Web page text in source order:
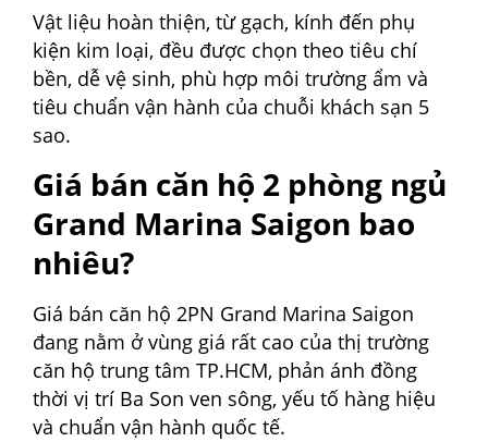
Vật liệu hoàn thiện, từ gạch, kính đến phụ
kiện kim loại, đều được chọn theo tiêu chí
bền, dễ vệ sinh, phù hợp môi trường ẩm và
tiêu chuẩn vận hành của chuỗi khách sạn 5
sao.
Giá bán căn hộ 2 phòng ngủ
Grand Marina Saigon bao
nhiêu?
Giá bán căn hộ 2PN Grand Marina Saigon
đang nằm ở vùng giá rất cao của thị trường
căn hộ trung tâm TP.HCM, phản ánh đồng
thời vị trí Ba Son ven sông, yếu tố hàng hiệu
và chuẩn vận hành quốc tế.